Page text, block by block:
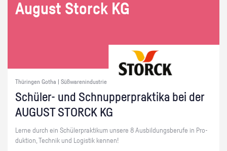
Au­gust Storck KG
Thüringen Gotha | Süßwarenindustrie
Schü­ler- und Schnup­per­prak­ti­ka bei der
AU­GUST STORCK KG
Lerne durch ein Schü­ler­prak­ti­kum un­se­re 8 Aus­bil­dungs­be­ru­fe in Pro­
duk­ti­on, Tech­nik und Lo­gis­tik ken­nen!